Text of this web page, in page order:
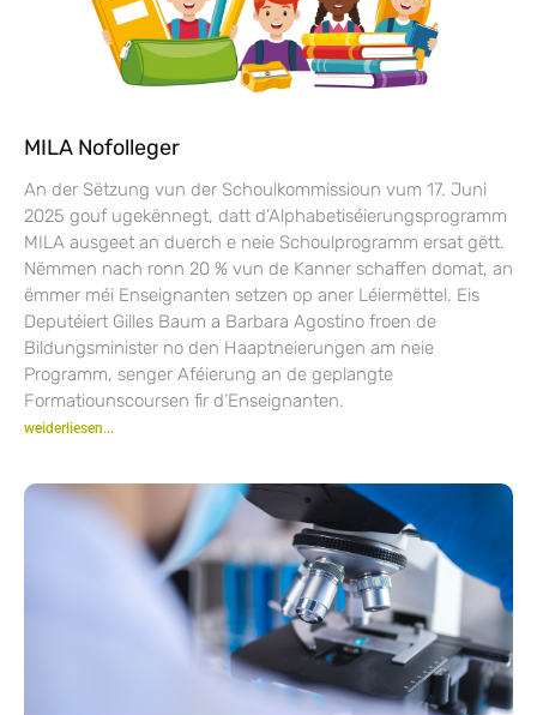
MILA Nofolleger
An der Sëtzung vun der Schoulkommissioun vum 17. Juni
2025 gouf ugekënnegt, datt d’Alphabetiséierungsprogramm
MILA ausgeet an duerch e neie Schoulprogramm ersat gëtt.
Nëmmen nach ronn 20 % vun de Kanner schaffen domat, an
ëmmer méi Enseignanten setzen op aner Léiermëttel. Eis
Deputéiert Gilles Baum a Barbara Agostino froen de
Bildungsminister no den Haaptneierungen am neie
Programm, senger Aféierung an de geplangte
Formatiounscoursen fir d’Enseignanten.
weiderliesen...